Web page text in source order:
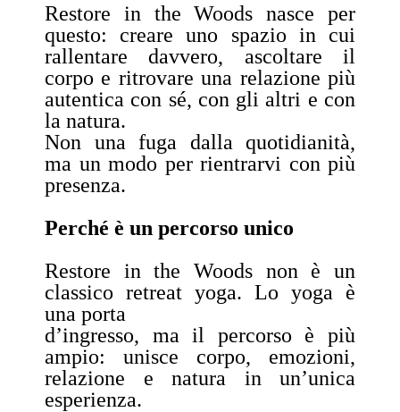
Restore in the Woods nasce per
questo: creare uno spazio in cui
rallentare davvero, ascoltare il
corpo e ritrovare una relazione più
autentica con sé, con gli altri e con
la natura.
Non una fuga dalla quotidianità,
ma un modo per rientrarvi con più
presenza.
Perché è un percorso unico
Restore in the Woods non è un
classico retreat yoga. Lo yoga è
una porta
d’ingresso, ma il percorso è più
ampio: unisce corpo, emozioni,
relazione e natura in un’unica
esperienza.